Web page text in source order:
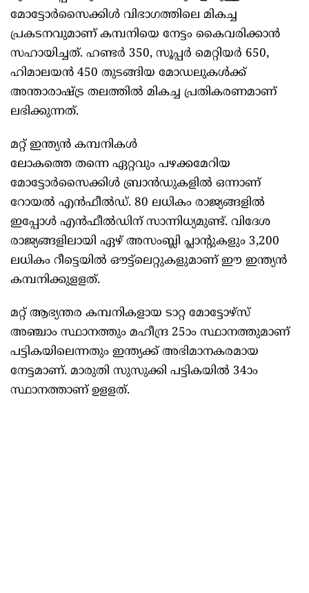
മോട്ടോർസൈക്കിൾ വിഭാഗത്തിലെ മികച്ച
പ്രകടനവുമാണ് കമ്പനിയെ നേട്ടം കൈവരിക്കാന്‍
സഹായിച്ചത്. ഹണ്ടർ 350, സൂപ്പർ മെറ്റിയർ 650,
ഹിമാലയൻ 450 തുടങ്ങിയ മോഡലുകൾക്ക്
അന്താരാഷ്ട്ര തലത്തിൽ മികച്ച പ്രതികരണമാണ്
ലഭിക്കുന്നത്.
മറ്റ് ഇന്ത്യന്‍ കമ്പനികള്‍
ലോകത്തെ തന്നെ ഏറ്റവും പഴക്കമേറിയ
മോട്ടോർസൈക്കിൾ ബ്രാൻഡുകളിൽ ഒന്നാണ്
റോയൽ എൻഫീൽഡ്. 80 ലധികം രാജ്യങ്ങളിൽ
ഇപ്പോള്‍ എന്‍ഫീല്‍ഡിന് സാന്നിധ്യമുണ്ട്. വിദേശ
രാജ്യങ്ങളിലായി ഏഴ് അസംബ്ലി പ്ലാന്റുകളും 3,200
ലധികം റീട്ടെയിൽ ഔട്ട്‌ലെറ്റുകളുമാണ് ഈ ഇന്ത്യന്‍
കമ്പനിക്കുളളത്.
മറ്റ് ആഭ്യന്തര കമ്പനികളായ ടാറ്റ മോട്ടോഴ്സ്
അഞ്ചാം സ്ഥാനത്തും മഹീന്ദ്ര 25ാം സ്ഥാനത്തുമാണ്
പട്ടികയിലെന്നതും ഇന്ത്യക്ക് അഭിമാനകരമായ
നേട്ടമാണ്. മാരുതി സുസുക്കി പട്ടികയില്‍ 34ാം
സ്ഥാനത്താണ് ഉളളത്.